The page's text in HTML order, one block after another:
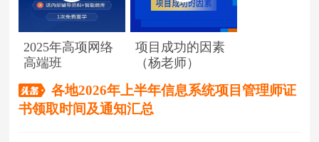
2025年高项网络
高端班
项目成功的因素
（杨老师）
各地2026年上半年信息系统项目管理师证
书领取时间及通知汇总